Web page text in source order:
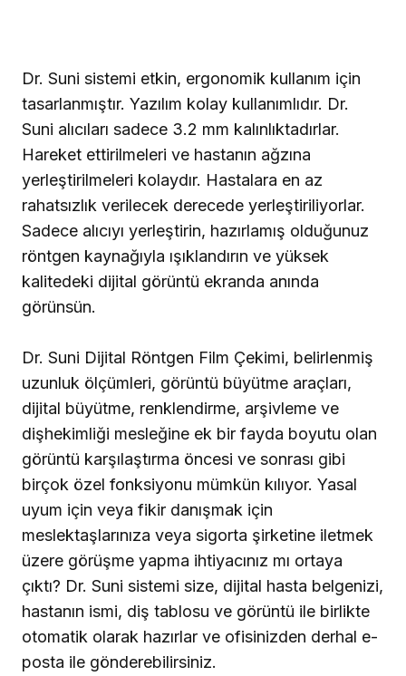
Dr. Suni sistemi etkin, ergonomik kullanım için
tasarlanmıştır. Yazılım kolay kullanımlıdır. Dr.
Suni alıcıları sadece 3.2 mm kalınlıktadırlar.
Hareket ettirilmeleri ve hastanın ağzına
yerleştirilmeleri kolaydır. Hastalara en az
rahatsızlık verilecek derecede yerleştiriliyorlar.
Sadece alıcıyı yerleştirin, hazırlamış olduğunuz
röntgen kaynağıyla ışıklandırın ve yüksek
kalitedeki dijital görüntü ekranda anında
görünsün.
Dr. Suni Dijital Röntgen Film Çekimi, belirlenmiş
uzunluk ölçümleri, görüntü büyütme araçları,
dijital büyütme, renklendirme, arşivleme ve
dişhekimliği mesleğine ek bir fayda boyutu olan
görüntü karşılaştırma öncesi ve sonrası gibi
birçok özel fonksiyonu mümkün kılıyor. Yasal
uyum için veya fikir danışmak için
meslektaşlarınıza veya sigorta şirketine iletmek
üzere görüşme yapma ihtiyacınız mı ortaya
çıktı? Dr. Suni sistemi size, dijital hasta belgenizi,
hastanın ismi, diş tablosu ve görüntü ile birlikte
otomatik olarak hazırlar ve ofisinizden derhal e-
posta ile gönderebilirsiniz.